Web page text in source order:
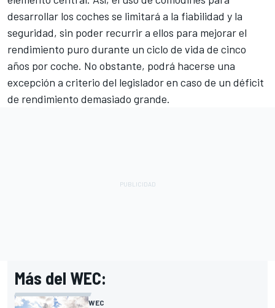
desarrollar los coches se limitará a la fiabilidad y la
seguridad, sin poder recurrir a ellos para mejorar el
rendimiento puro durante un ciclo de vida de cinco
años por coche. No obstante, podrá hacerse una
excepción a criterio del legislador en caso de un déficit
de rendimiento demasiado grande.
Más del WEC:
WEC